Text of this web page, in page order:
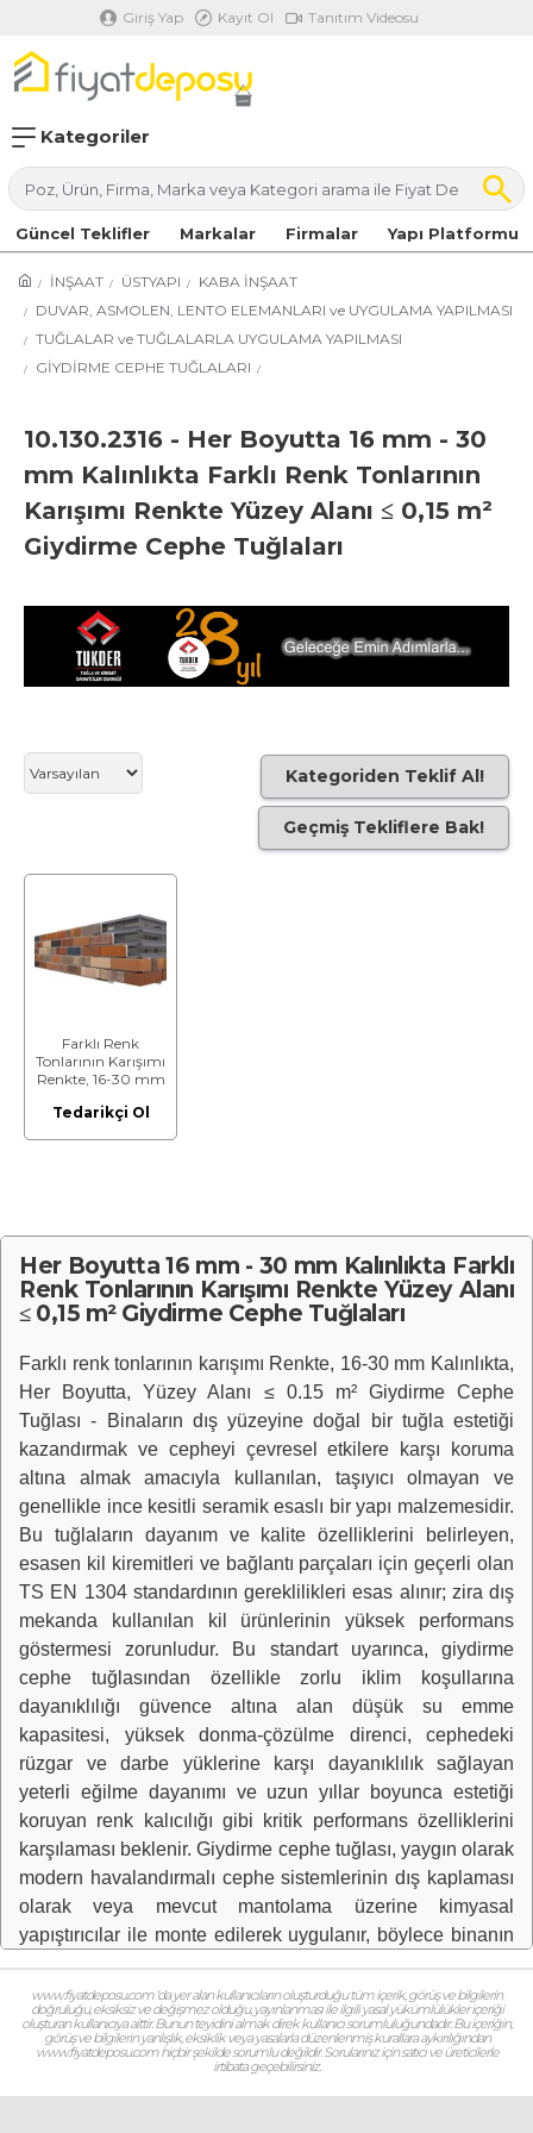
Giriş Yap Kayıt Ol Tanıtım Videosu
Kategoriler
Güncel Teklifler Markalar Firmalar Yapı Platformu
İNŞAAT ÜSTYAPI
KABA İNŞAAT
DUVAR, ASMOLEN, LENTO ELEMANLARI ve UYGULAMA YAPILMASI
TUĞLALAR ve TUĞLALARLA UYGULAMA YAPILMASI
GİYDİRME CEPHE TUĞLALARI
10.130.2316 - Her Boyutta 16 mm - 30
mm Kalınlıkta Farklı Renk Tonlarının
Karışımı Renkte Yüzey Alanı ≤ 0,15 m²
Giydirme Cephe Tuğlaları
Kategoriden Teklif Al!
Geçmiş Tekliflere Bak!
Farklı Renk
Tonlarının Karışımı
Renkte, 16-30 mm
Alanı ≤ 0.15 m²
Tedarikçi Ol
Her Boyutta 16 mm - 30 mm Kalınlıkta Farklı
Renk Tonlarının Karışımı Renkte Yüzey Alanı
≤ 0,15 m² Giydirme Cephe Tuğlaları
Farklı renk tonlarının karışımı Renkte, 16-30 mm Kalınlıkta,
Her Boyutta, Yüzey Alanı ≤ 0.15 m² Giydirme Cephe
Tuğlası - Binaların dış yüzeyine doğal bir tuğla estetiği
kazandırmak ve cepheyi çevresel etkilere karşı koruma
altına almak amacıyla kullanılan, taşıyıcı olmayan ve
genellikle ince kesitli seramik esaslı bir yapı malzemesidir.
Bu tuğlaların dayanım ve kalite özelliklerini belirleyen,
esasen kil kiremitleri ve bağlantı parçaları için geçerli olan
TS EN 1304 standardının gereklilikleri esas alınır; zira dış
mekanda kullanılan kil ürünlerinin yüksek performans
göstermesi zorunludur. Bu standart uyarınca, giydirme
cephe tuğlasından özellikle zorlu iklim koşullarına
dayanıklılığı güvence altına alan düşük su emme
kapasitesi, yüksek donma-çözülme direnci, cephedeki
rüzgar ve darbe yüklerine karşı dayanıklılık sağlayan
yeterli eğilme dayanımı ve uzun yıllar boyunca estetiği
koruyan renk kalıcılığı gibi kritik performans özelliklerini
karşılaması beklenir. Giydirme cephe tuğlası, yaygın olarak
modern havalandırmalı cephe sistemlerinin dış kaplaması
olarak veya mevcut mantolama üzerine kimyasal
yapıştırıcılar ile monte edilerek uygulanır, böylece binanın
dış cephesine dayanıklılık ve zengin bir doku kazandırılır.
Kullanıcılar arasında; giydirme cephe tuğlası fiyat listesi,
havalandırmalı cephe tuğlası sistem detayı CAD, TS EN
1304 tuğla test raporları, giydirme cephe tuğlası m2
hesaplama formülü, dış cephe klinker tuğla kaplama
www.fiyatdeposu.com ‘da yer alan kullanıcıların oluşturduğu tüm içerik, görüş ve bilgilerin
doğruluğu, eksiksiz ve değişmez olduğu, yayınlanması ile ilgili yasal yükümlülükler içeriği
oluşturan kullanıcıya aittir. Bunun teyidini almak direk kullanıcı sorumluluğundadır. Bu içeriğin,
görüş ve bilgilerin yanlışlık, eksiklik veya yasalarla düzenlenmiş kurallara aykırılığından
www.fiyatdeposu.com hiçbir şekilde sorumlu değildir. Sorularınız için satıcı ve üreticilerle
irtibata geçebilirsiniz.